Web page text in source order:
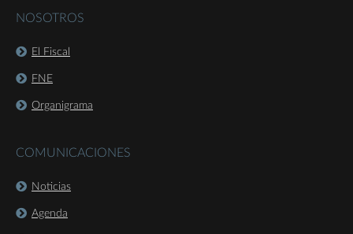
NOSOTROS
El Fiscal
FNE
Organigrama
COMUNICACIONES
Noticias
Agenda